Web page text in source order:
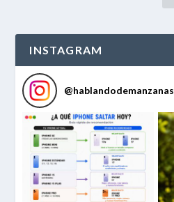
INSTAGRAM
@hablandodemanzanas